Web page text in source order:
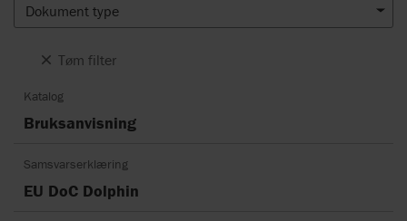
Dokument type
Tøm filter
Katalog
Bruksanvisning
Samsvarserklæring
EU DoC Dolphin